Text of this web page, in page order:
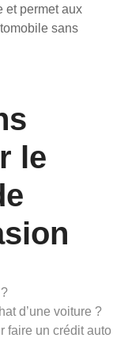
et permet aux
sans
le
d’une voiture ?
faire un crédit auto